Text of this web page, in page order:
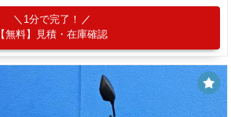
1分で完了！
【無料】見積・在庫確認